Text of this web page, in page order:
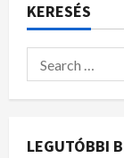
KERESÉS
LEGUTÓBBI